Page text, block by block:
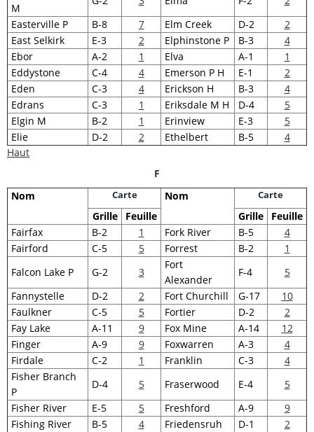
M
Easterville P
B-8 7 Elm Creek D-2
2
East Selkirk
E-3 2 Elphinstone P B-3
4
Ebor
A-2 1 Elva A-1
1
Eddystone
C-4 4 Emerson P H E-1
2
Eden
C-3 4 Erickson H B-3
4
Edrans
C-3 1 Eriksdale M H D-4
5
Elgin M
B-2 1 Erinview E-3
5
Elie
D-2 2 Ethelbert B-5
4
Haut
F
Nom
Carte Nom Carte
Grille Feuille Grille
Feuille
Fairfax
B-2 1 Fork River B-5
4
Fairford
C-5 5 Forrest B-2
1
Falcon Lake P
G-2 3
Fort
Alexander
F-4
5
Fannystelle
D-2 2 Fort Churchill G-17
10
Faulkner
C-5 5 Fortier D-2
2
Fay Lake
A-11 9 Fox Mine A-14
12
Finger
A-9 9 Foxwarren A-3
4
Firdale
C-2 1 Franklin C-3
4
Fisher Branch
P
D-4 5 Fraserwood E-4
5
Fisher River
E-5 5 Freshford A-9
9
Fishing River
B-5 4 Friedensruh D-1
2